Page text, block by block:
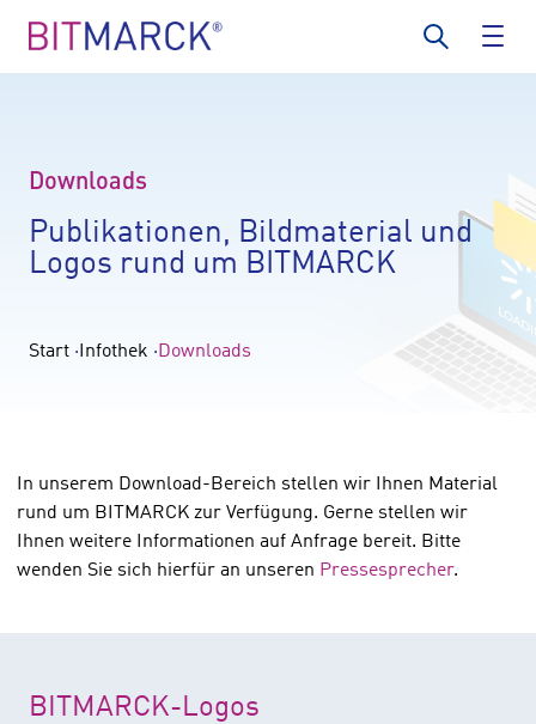
Downloads
Publikationen, Bildmaterial und
Logos rund um BITMARCK
Start Infothek Downloads
In unserem Download-Bereich stellen wir Ihnen Material
rund um BITMARCK zur Verfügung. Gerne stellen wir
Ihnen weitere Informationen auf Anfrage bereit. Bitte
wenden Sie sich hierfür an unseren Pressesprecher.
BITMARCK-Logos